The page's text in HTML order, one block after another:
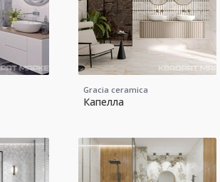
Gracia ceramica
Капелла